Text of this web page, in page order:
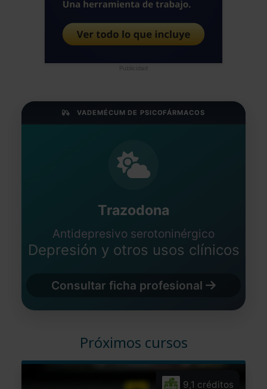
Publicidad
VADEMÉCUM DE PSICOFÁRMACOS
Trazodona
Antidepresivo serotoninérgico
Depresión y otros usos clínicos
Consultar ficha profesional
Próximos cursos
9,1 créditos